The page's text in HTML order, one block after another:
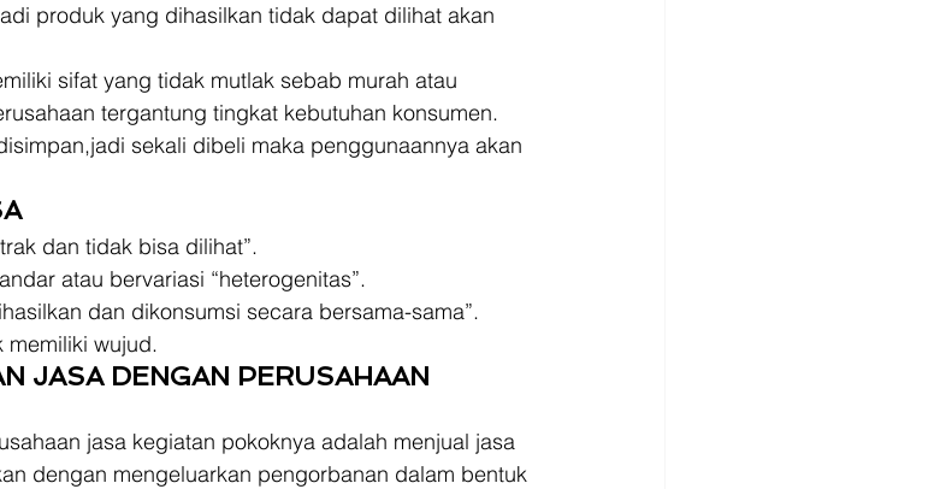
produk yang dihasilkan tidak dapat dilihat akan
sifat yang tidak mutlak sebab murah atau
tergantung tingkat kebutuhan konsumen.
sekali dibeli maka penggunaannya akan
dan tidak bisa dilihat”.
atau bervariasi “heterogenitas”.
dan dikonsumsi secara bersama-sama”.
wujud.
JASA DENGAN PERUSAHAAN
jasa kegiatan pokoknya adalah menjual jasa
dengan mengeluarkan pengorbanan dalam bentuk